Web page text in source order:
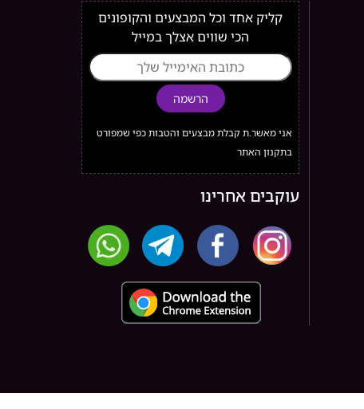
קליק אחד וכל המבצעים והקופונים
הכי שווים אצלך במייל
הרשמה
אני מאשר.ת קבלת מבצעים והטבות כפי שמפורט
בתקנון האתר
עוקבים אחרינו